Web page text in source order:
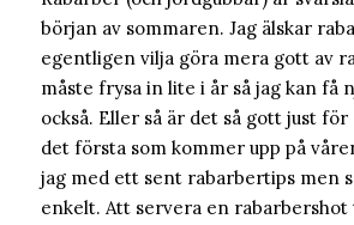
början av sommaren. Jag älskar
egentligen vilja göra mera gott av
måste frysa in lite i år så jag kan få
också. Eller så är det så gott just
det första som kommer upp på
jag med ett sent rabarbertips men
enkelt. Att servera en rabarbershot